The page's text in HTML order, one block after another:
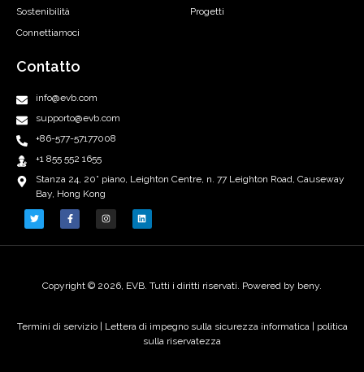
Sostenibilità
Connettiamoci
Progetti
Contatto
info@evb.com
supporto@evb.com
+86-577-57177008
+1 855 552 1655
Stanza 24, 20° piano, Leighton Centre, n. 77 Leighton Road, Causeway
Bay, Hong Kong
Copyright © 2026, EVB. Tutti i diritti riservati. Powered by beny.
Termini di servizio Lettera di impegno sulla sicurezza informatica |
politica
sulla riservatezza